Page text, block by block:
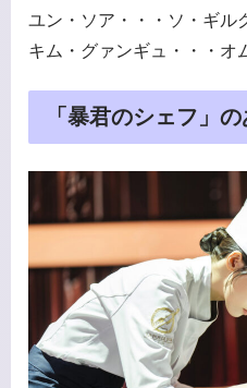
ユン・ソア・・・ソ・ギル
キム・グァンギュ・・・オ
「暴君のシェフ」